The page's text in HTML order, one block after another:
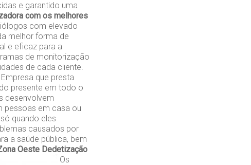
e garantido uma
com os melhores
com elevado
melhor forma de
e eficaz para a
de monitorização
de cada cliente.
que presta
presente em todo o
desenvolvem
pessoas em casa ou
quando eles
causados por
a saúde pública, bem
Oeste Dedetização
Os